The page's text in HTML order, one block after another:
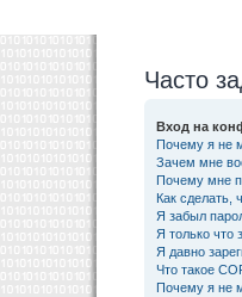
Часто
Вход на
Почему я не
Зачем мне
Почему мне
Как сделать,
Я забыл
Я только что
Я давно
Что такое
Почему я не